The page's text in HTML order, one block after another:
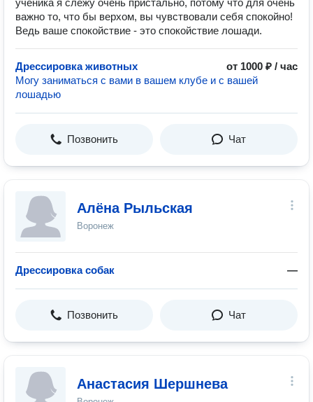
ученика я слежу очень пристально, потому что для очень
важно то, что бы верхом, вы чувствовали себя спокойно!
Ведь ваше спокойствие - это спокойствие лошади.
Дрессировка животных
от 1000 ₽ / час
Могу заниматься с вами в вашем клубе и с вашей
лошадью
Позвонить Чат
Алёна Рыльская
Воронеж
Дрессировка собак —
Позвонить Чат
Анастасия Шершнева